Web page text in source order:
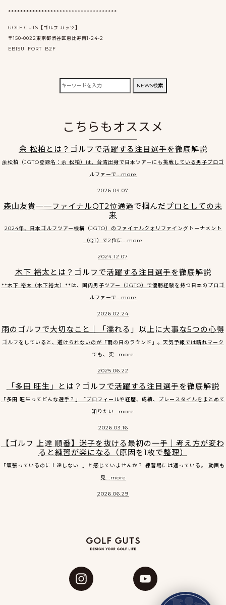
************************************
GOLF GUTS【ゴルフ ガッツ】
〒150-0022東京都渋谷区恵比寿南1-24-2
EBISU FORT B2F
検
索:
NEWS検索
こちらもオススメ
余 松柏とは？ゴルフで活躍する注目選手を徹底解説
余松柏（JGTO登録名：余 松柏）は、台湾出身で日本ツアーにも挑戦している男子プロゴ
ルファーで...more
2026.04.07
森山友貴──ファイナルQT2位通過で掴んだプロとしての未
来
2024年、日本ゴルフツアー機構（JGTO）のファイナルクォリファイングトーナメント
（QT）で2位に...more
2024.12.07
木下 裕太とは？ゴルフで活躍する注目選手を徹底解説
**木下 裕太（木下裕太）**は、国内男子ツアー（JGTO）で優勝経験を持つ日本のプロゴ
ルファーで...more
2026.02.24
雨のゴルフで大切なこと｜「濡れる」以上に大事な5つの心得
ゴルフをしていると、避けられないのが「雨の日のラウンド」。天気予報では晴れマーク
でも、突...more
2025.06.22
「多田 旺生」とは？ゴルフで活躍する注目選手を徹底解説
「多田 旺生ってどんな選手？」「プロフィールや経歴、成績、プレースタイルをまとめて
知りたい...more
2026.03.16
【ゴルフ 上達 順番】迷子を抜ける最初の一手｜考え方が変わ
ると練習が楽になる（原因を1枚で整理）
「頑張っているのに上達しない…」と感じていませんか？ 練習場には通っている。 動画も
見...more
2026.06.29